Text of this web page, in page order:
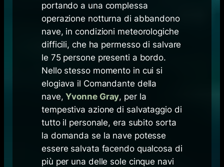
portando a una complessa
operazione notturna di abbandono
nave, in condizioni meteorologiche
difficili, che ha permesso di salvare
le 75 persone presenti a bordo.
Nello stesso momento in cui si
elogiava il Comandante della
nave,Yvonne Gray, per la
tempestiva azione di salvataggio di
tutto il personale, era subito sorta
la domanda se la nave potesse
essere salvata facendo qualcosa di
più per una delle sole cinque navi